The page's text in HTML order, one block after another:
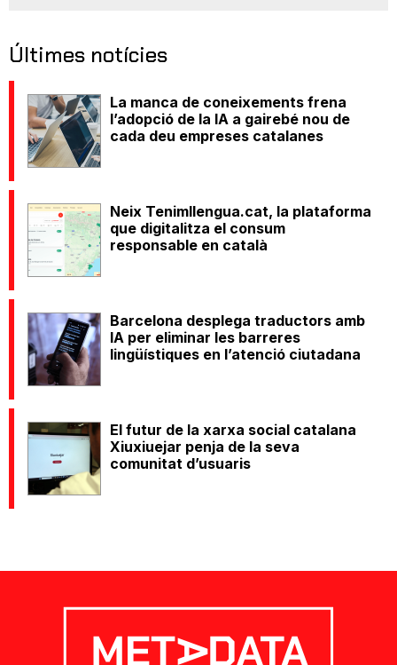
Últimes notícies
La manca de coneixements frena
l’adopció de la IA a gairebé nou de
cada deu empreses catalanes
Neix Tenimllengua.cat, la plataforma
que digitalitza el consum
responsable en català
Barcelona desplega traductors amb
IA per eliminar les barreres
lingüístiques en l’atenció ciutadana
El futur de la xarxa social catalana
Xiuxiuejar penja de la seva
comunitat d’usuaris